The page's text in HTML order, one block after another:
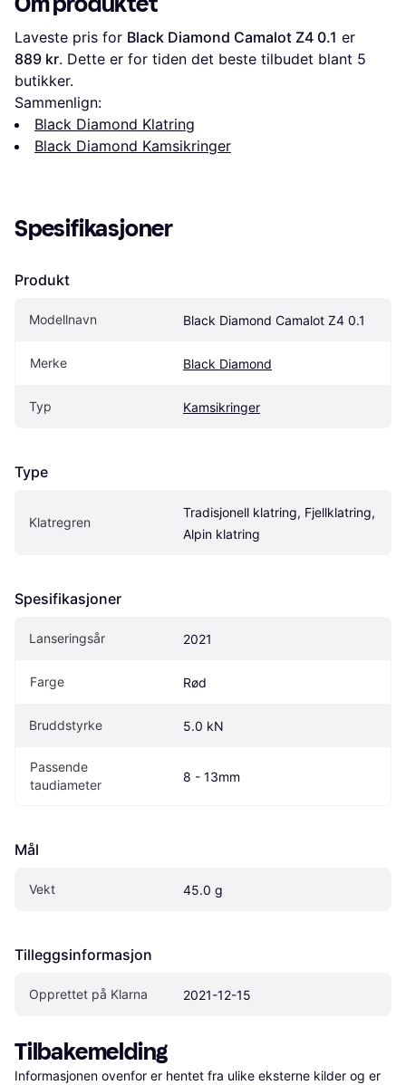
Laveste pris for Black Diamond Camalot Z4 0.1
889 kr. Dette er for tiden det beste tilbudet blant 5
butikker.
Sammenlign:
Black Diamond Klatring
Black Diamond Kamsikringer
Spesifikasjoner
Produkt
Modellnavn Black Diamond Camalot Z4 0.1
Merke Black Diamond
Typ Kamsikringer
Type
Klatregren
Tradisjonell klatring, Fjellklatring,
Alpin klatring
Spesifikasjoner
Lanseringsår 2021
Farge Rød
Bruddstyrke 5.0 kN
Passende
taudiameter
8 - 13mm
Mål
Vekt 45.0 g
Tilleggsinformasjon
Opprettet på Klarna 2021-12-15
Tilbakemelding
Informasjonen ovenfor er hentet fra ulike eksterne kilder og er